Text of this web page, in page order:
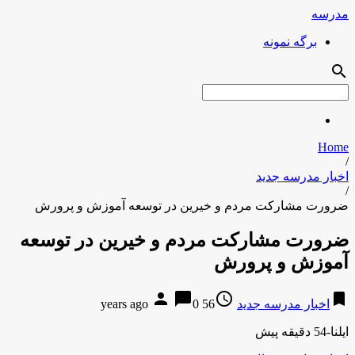
مدرسه
برگه نمونه
search
Home
/
اخبار مدرسه جدید
/
ضرورت مشارکت مردم و خیرین در توسعه آموزش و پرورش
ضرورت مشارکت مردم و خیرین در توسعه
آموزش و پرورش
bookmark اخبار مدرسه جدید access_time
56 years ago
person chat_bubble0
ایلنا-54 دقیقه پیش